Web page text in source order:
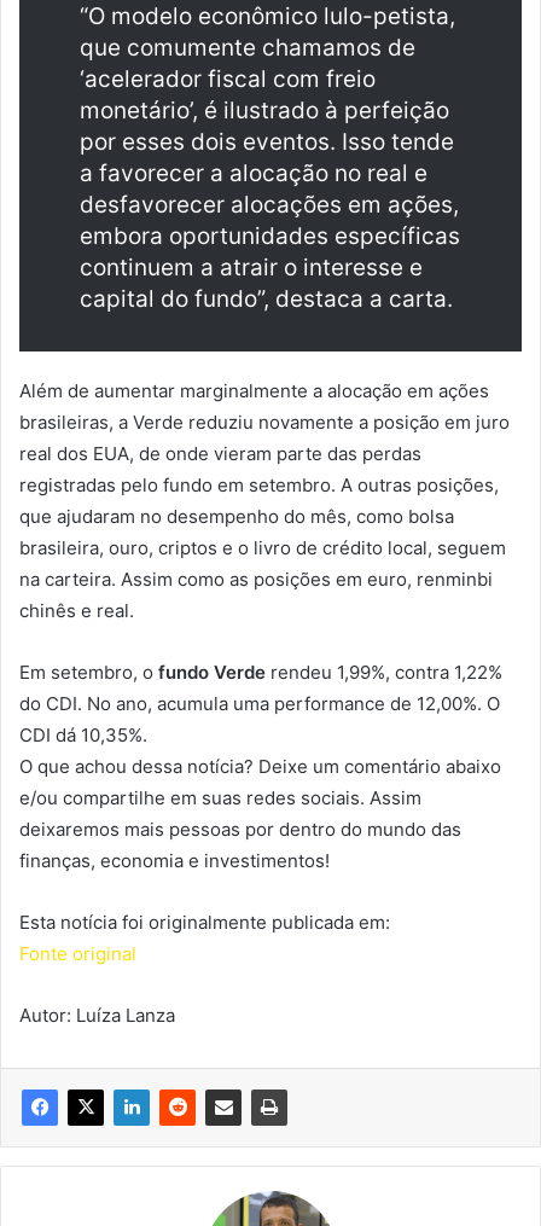
“O modelo econômico lulo-petista,
que comumente chamamos de
‘acelerador fiscal com freio
monetário’, é ilustrado à perfeição
por esses dois eventos. Isso tende
a favorecer a alocação no real e
desfavorecer alocações em ações,
embora oportunidades específicas
continuem a atrair o interesse e
capital do fundo”, destaca a carta.
Além de aumentar marginalmente a alocação em ações
brasileiras, a Verde reduziu novamente a posição em juro
real dos EUA, de onde vieram parte das perdas
registradas pelo fundo em setembro. A outras posições,
que ajudaram no desempenho do mês, como bolsa
brasileira, ouro, criptos e o livro de crédito local, seguem
na carteira. Assim como as posições em euro, renminbi
chinês e real.
Em setembro, o fundo Verde rendeu 1,99%, contra 1,22%
do CDI. No ano, acumula uma performance de 12,00%. O
CDI dá 10,35%.
O que achou dessa notícia? Deixe um comentário abaixo
e/ou compartilhe em suas redes sociais. Assim
deixaremos mais pessoas por dentro do mundo das
finanças, economia e investimentos!
Esta notícia foi originalmente publicada em:
Fonte original
Autor: Luíza Lanza